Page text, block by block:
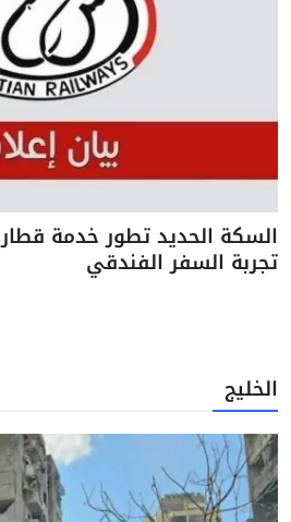
السكة الحديد تطور خدمة
تجربة السفر الفندقي
الخليج